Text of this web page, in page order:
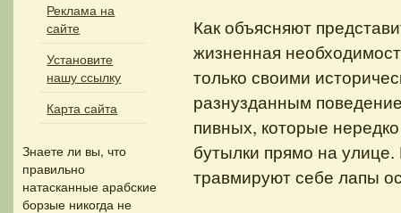
Реклама на
сайте
Установите
нашу ссылку
Карта сайта
Знаете ли вы, что
правильно
натасканные арабские
борзые никогда не
Как объясняют
жизненная
только своими
разнузданным
пивных, которые
бутылки прямо на улице.
травмируют себе лапы